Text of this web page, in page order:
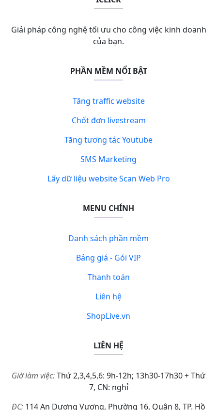
Giải pháp công nghệ tối ưu cho công việc kinh doanh
của bạn.
PHẦN MỀM NỔI BẬT
Tăng traffic website
Chốt đơn livestream
Tăng tương tác Youtube
SMS Marketing
Lấy dữ liệu website Scan Web Pro
MENU CHÍNH
Danh sách phần mềm
Bảng giá - Gói VIP
Thanh toán
Liên hệ
ShopLive.vn
LIÊN HỆ
Giờ làm việc:Thứ 2,3,4,5,6: 9h-12h; 13h30-17h30 + Thứ
7, CN: nghỉ
ĐC: 114 An Dương Vương, Phường 16, Quận 8, TP. Hồ